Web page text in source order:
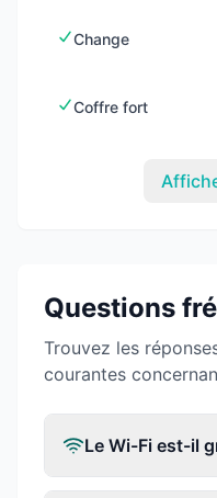
Change
Coffre fort
Questions
Trouvez les
courantes
Le Wi-Fi est-il